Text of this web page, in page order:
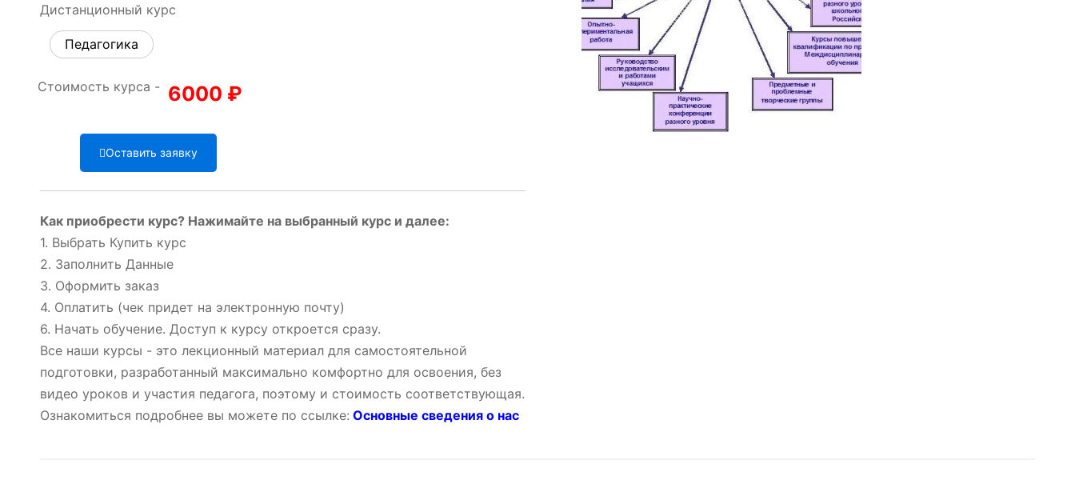
Дистанционный курс
Педагогика
Стоимость курса - 6000 ₽
Оставить заявку
Как приобрести курс? Нажимайте на выбранный курс и далее:
1. Выбрать Купить курс
2. Заполнить Данные
3. Оформить заказ
4. Оплатить (чек придет на электронную почту)
6. Начать обучение. Доступ к курсу откроется сразу.
Все наши курсы - это лекционный материал для самостоятельной
подготовки, разработанный максимально комфортно для освоения, без
видео уроков и участия педагога, поэтому и стоимость соответствующая.
Ознакомиться подробнее вы можете по ссылке: Основные сведения о нас